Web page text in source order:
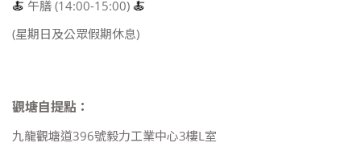
🍝 午膳 (14:00-15:00) 🍝
(星期日及公眾假期休息)
觀塘自提點：
九龍觀塘道396號毅力工業中心3樓L室